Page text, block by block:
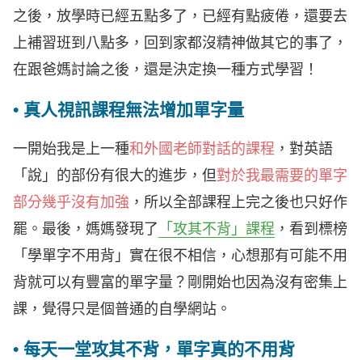
之後，放學時已經五點多了，已經有點疲倦，還要去
上補習班到八點多，回到家都沒精神做其它的事了，
在跟爸媽討論之後，還是決定換一種方式學習！
• 真人視訊課程無法增加單字量
一開始我是上一種和外國老師對話的課程 ，對英語
「說」的部份有很大的進步，但對於我最需要的單字
部分幾乎沒有加強 ，所以全部課程上完之後也只好作
罷。最後，媽媽發現了 「攻其不背」課程 ，看到標榜
「學單字不用背」實在很不相信，心想那有可能不用
背就可以有豐富的單字量？剛開始也因為沒有密集上
課，覺得只是個普通的自學網站。
• 每天一堂攻其不背，單字真的不用背